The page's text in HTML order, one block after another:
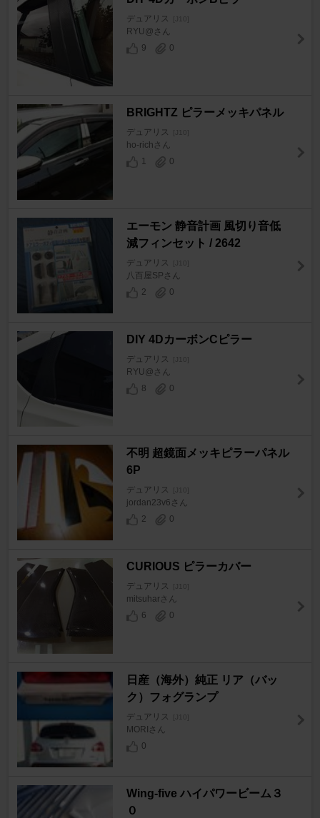
デュアリス [J10]
RYU@さん
9
0
BRIGHTZ ピラーメッキパネル
デュアリス [J10]
ho-richさん
1
0
エーモン 静音計画 風切り音低
減フィンセット / 2642
デュアリス [J10]
八百屋SPさん
2
0
DIY 4DカーボンCピラー
デュアリス [J10]
RYU@さん
8
0
不明 超鏡面メッキピラーパネル
6P
デュアリス [J10]
jordan23v6さん
2
0
CURIOUS ピラーカバー
デュアリス [J10]
mitsuharさん
6
0
日産（海外）純正 リア（バッ
ク）フォグランプ
デュアリス [J10]
MORIさん
0
Wing-five ハイパワービーム３
０